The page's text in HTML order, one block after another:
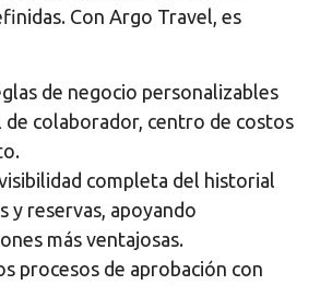
Con Argo Travel, es
de negocio personalizables
colaborador, centro de costos
completa del historial
y reservas, apoyando
más ventajosas.
procesos de aprobación con